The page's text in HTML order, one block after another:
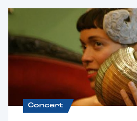
Concert